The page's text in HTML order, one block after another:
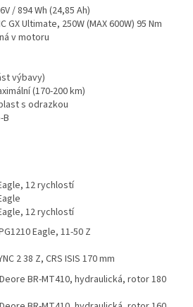
/ 894 Wh (24,85 Ah)
GX Ultimate, 250W (MAX 600W) 95 Nm
v motoru
výbavy)
(170-200 km)
s odrazkou
B
12 rychlostí
12 rychlostí
Eagle, 11-50 Z
2 38 Z, CRS ISIS 170 mm
BR-MT410, hydraulická, rotor 180